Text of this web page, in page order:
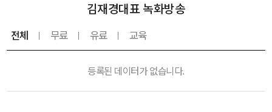
아
보
김재경대표 녹화방송
전체 무료 유료 교육
등록된 데이터가 없습니다.